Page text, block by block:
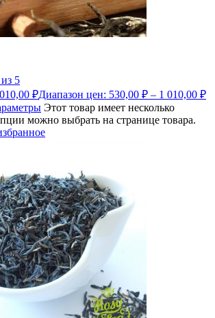
из 5
₽Диапазон цен: 530,00 ₽ – 1 010,00 ₽
Этот товар имеет несколько
можно выбрать на странице товара.